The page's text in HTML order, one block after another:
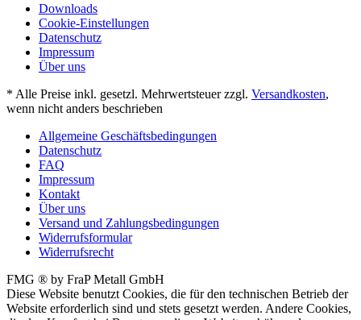
Downloads
Cookie-Einstellungen
Datenschutz
Impressum
Über uns
* Alle Preise inkl. gesetzl. Mehrwertsteuer zzgl. Versandkosten,
wenn nicht anders beschrieben
Allgemeine Geschäftsbedingungen
Datenschutz
FAQ
Impressum
Kontakt
Über uns
Versand und Zahlungsbedingungen
Widerrufsformular
Widerrufsrecht
FMG ® by FraP Metall GmbH
Diese Website benutzt Cookies, die für den technischen Betrieb der
Website erforderlich sind und stets gesetzt werden. Andere Cookies,